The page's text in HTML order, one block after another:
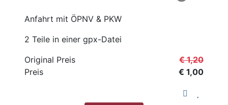
Anfahrt mit ÖPNV & PKW
2 Teile in einer gpx-Datei
Original Preis
€ 1,20
Preis
€ 1,00